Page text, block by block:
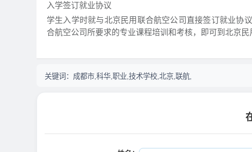
入学签订就业协议
学生入学时就与北京民用联合航空公司直接签订就业协
合航空公司所要求的专业课程培训和考核，即可到北京民
关键词： 成都市,科华,职业,技术学校,北京,联航,